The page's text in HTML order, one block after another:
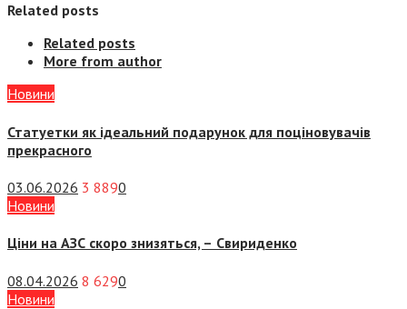
Related posts
Related posts
More from author
Новини
Статуетки як ідеальний подарунок для поціновувачів
прекрасного
03.06.2026 3 8890
Новини
Ціни на АЗС скоро знизяться, – Свириденко
08.04.2026 8 6290
Новини